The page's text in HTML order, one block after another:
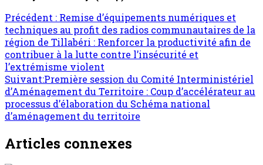
Précédent : Remise d’équipements numériques et
techniques au profit des radios communautaires de la
région de Tillabéri : Renforcer la productivité afin de
contribuer à la lutte contre l’insécurité et
l’extrémisme violent
Suivant:Première session du Comité Interministériel
d’Aménagement du Territoire : Coup d’accélérateur au
processus d’élaboration du Schéma national
d’aménagement du territoire
Articles connexes